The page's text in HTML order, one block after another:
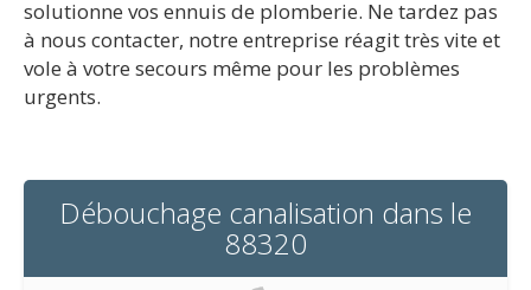
solutionne vos ennuis de plomberie. Ne tardez pas
à nous contacter, notre entreprise réagit très vite et
vole à votre secours même pour les problèmes
urgents.
Débouchage canalisation dans le
88320